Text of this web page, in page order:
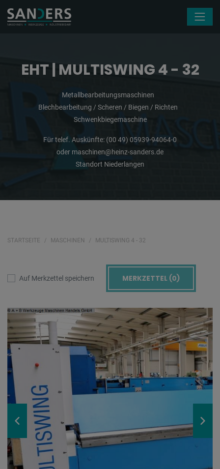
EHT | MULTISWING 4 - 32
Metallbearbeitungsmaschinen
Blechbearbeitung / Scheren / Biegen / Richten
Schwenkbiegemaschine
Für telef. Auskünfte: (00 49) 05939-94064-0
oder maschinen@heinz-sanders.de
Standort Niederlangen
STARTSEITE MASCHINEN MULTISWING 4 - 32
Auf Merkzettel speichern MERKZETTEL (0)